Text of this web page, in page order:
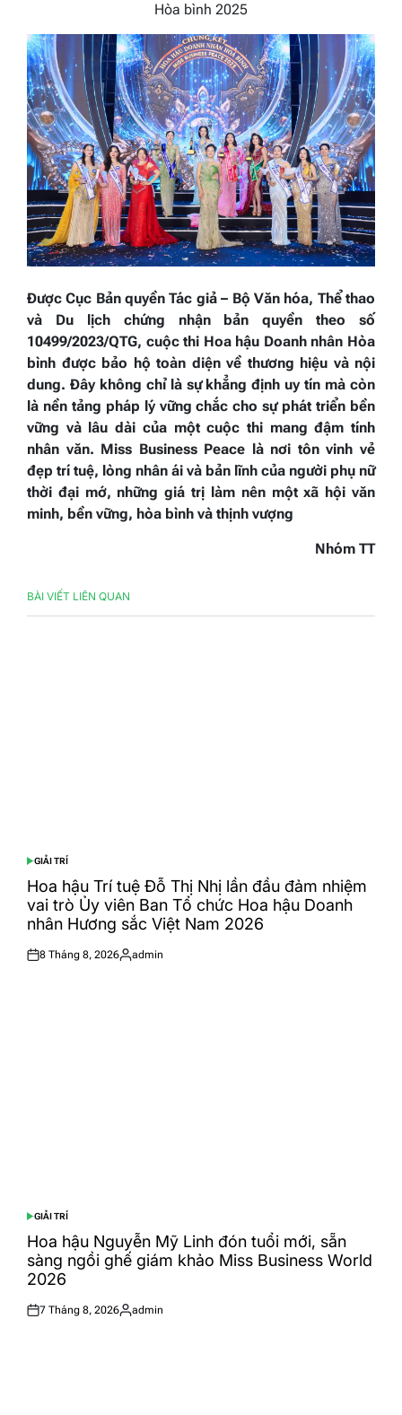
Hòa bình 2025
Được Cục Bản quyền Tác giả – Bộ Văn hóa, Thể thao
và Du lịch chứng nhận bản quyền theo số
10499/2023/QTG, cuộc thi Hoa hậu Doanh nhân Hòa
bình được bảo hộ toàn diện về thương hiệu và nội
dung. Đây không chỉ là sự khẳng định uy tín mà còn
là nền tảng pháp lý vững chắc cho sự phát triển bền
vững và lâu dài của một cuộc thi mang đậm tính
nhân văn. Miss Business Peace là nơi tôn vinh vẻ
đẹp trí tuệ, lòng nhân ái và bản lĩnh của người phụ nữ
thời đại mớ, những giá trị làm nên một xã hội văn
minh, bền vững, hòa bình và thịnh vượng
Nhóm TT
BÀI VIẾT LIÊN QUAN
POSTED
IN
GIẢI TRÍ
Hoa hậu Trí tuệ Đỗ Thị Nhị lần đầu đảm nhiệm
vai trò Ủy viên Ban Tổ chức Hoa hậu Doanh
nhân Hương sắc Việt Nam 2026
Posted
8 Tháng 8, 2026
Posted
admin
POSTED
IN
GIẢI TRÍ
Hoa hậu Nguyễn Mỹ Linh đón tuổi mới, sẵn
sàng ngồi ghế giám khảo Miss Business World
2026
Posted
7 Tháng 8, 2026
Posted
admin